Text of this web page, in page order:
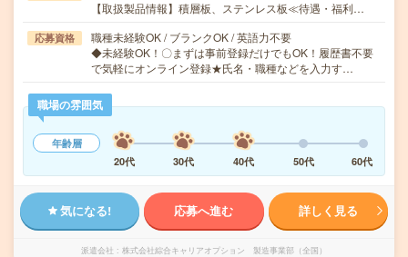
【取扱製品情報】積層板、ステンレス板≪待遇・福利…
応募資格
職種未経験OK / ブランクOK / 英語力不要
◆未経験OK！〇まずは事前登録だけでもOK！履歴書不要
で気軽にオンライン登録★氏名・職種などを入力す…
職場の雰囲気
年齢層
20代
30代 40代 50代 60代
気になる! 応募へ進む 詳しく見る
派遣会社 株式会社綜合キャリアオプション 製造事業部（全国）